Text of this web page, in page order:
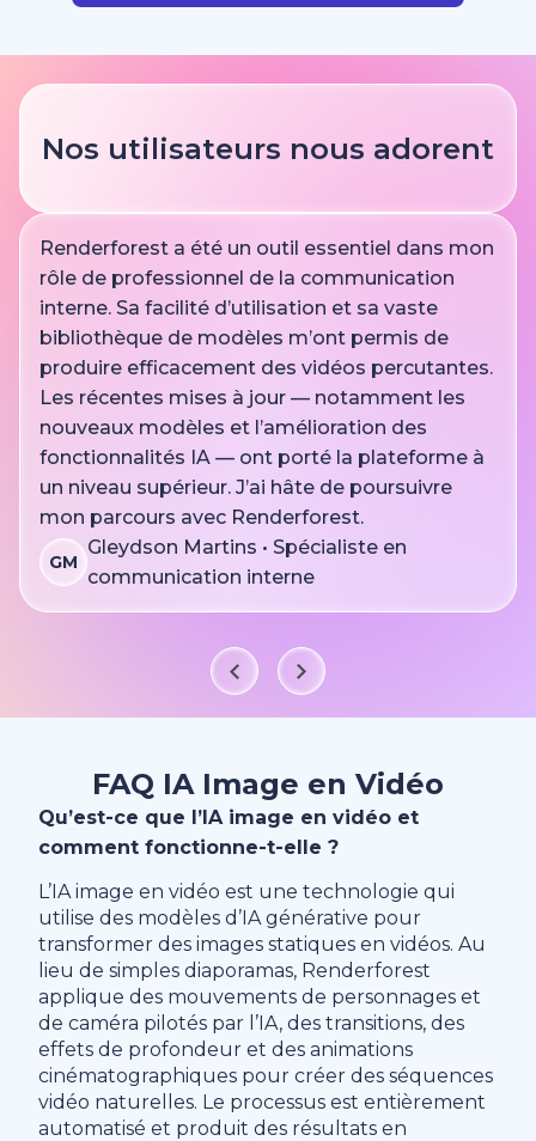
Nos utilisateurs nous adorent
Renderforest a été un outil essentiel dans mon
rôle de professionnel de la communication
interne. Sa facilité d’utilisation et sa vaste
bibliothèque de modèles m’ont permis de
produire efficacement des vidéos percutantes.
Les récentes mises à jour — notamment les
nouveaux modèles et l’amélioration des
fonctionnalités IA — ont porté la plateforme à
un niveau supérieur. J’ai hâte de poursuivre
mon parcours avec Renderforest.
GM
Gleydson Martins • Spécialiste en
communication interne
FAQ IA Image en Vidéo
Qu’est-ce que l’IA image en vidéo et
comment fonctionne-t-elle ?
L’IA image en vidéo est une technologie qui
utilise des modèles d’IA générative pour
transformer des images statiques en vidéos. Au
lieu de simples diaporamas, Renderforest
applique des mouvements de personnages et
de caméra pilotés par l’IA, des transitions, des
effets de profondeur et des animations
cinématographiques pour créer des séquences
vidéo naturelles. Le processus est entièrement
automatisé et produit des résultats en